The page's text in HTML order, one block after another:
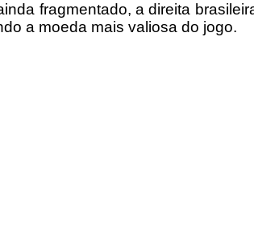
fragmentado, a direita
a moeda mais valiosa do jogo.